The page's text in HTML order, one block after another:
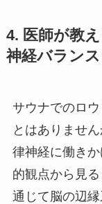
4. 医師が教
神経バラン
サウナでのロ
とはありませ
律神経に働き
的観点から見
通じて脳の辺